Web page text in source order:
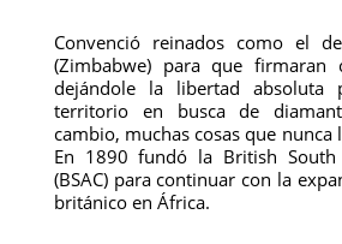
Convenció reinados como el
(Zimbabwe) para que firmaran
dejándole la libertad absoluta
territorio en busca de
cambio, muchas cosas que nunca
En 1890 fundó la British South
(BSAC) para continuar con la
británico en África.